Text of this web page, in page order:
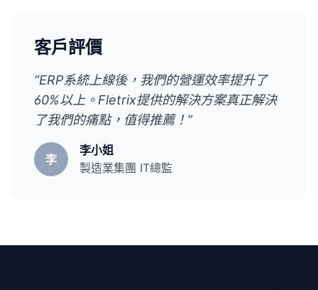
客戶評價
“ERP系統上線後，我們的營運效率提升了
60%以上。Fletrix提供的解決方案真正解決
了我們的痛點，值得推薦！”
李
李小姐
製造業集團 IT總監